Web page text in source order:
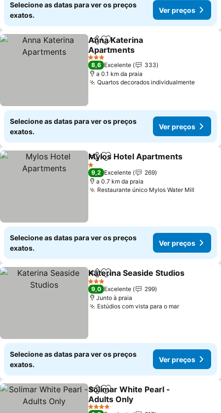
Selecione as datas para ver os preços
exatos.
Ver preços
PartilharAdicionar aos favoritos
Anna Katerina
Apartments
3 Estrelas
8,6 Excelente
333
a 0.1 km da praia
Quartos decorados individualmente
Selecione as datas para ver os preços
exatos.
Ver preços
PartilharAdicionar aos favoritos
Mylos Hotel Apartments
1 Estrelas
9,2 Excelente
269
a 0.7 km da praia
Restaurante único Mylos Water Mill
Selecione as datas para ver os preços
exatos.
Ver preços
PartilharAdicionar aos favoritos
Katerina Seaside Studios
3 Estrelas
9,0 Excelente
299
Junto à praia
Estúdios com vista para o mar
Selecione as datas para ver os preços
exatos.
Ver preços
PartilharAdicionar aos favoritos
Solimar White Pearl -
Adults Only
4 Estrelas